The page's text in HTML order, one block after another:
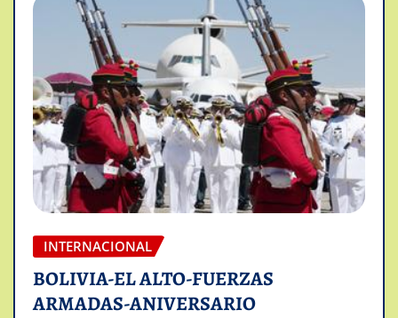
INTERNACIONAL
BOLIVIA-EL ALTO-FUERZAS
ARMADAS-ANIVERSARIO